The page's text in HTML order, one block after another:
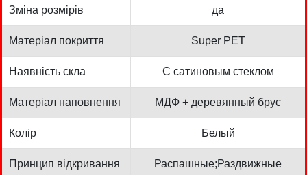
Зміна розмірів да
Матеріал покриття Super PET
Наявність скла С сатиновым стеклом
Матеріал наповнення МДФ + деревянный брус
Колір Белый
Принцип відкривання Распашные;Раздвижные